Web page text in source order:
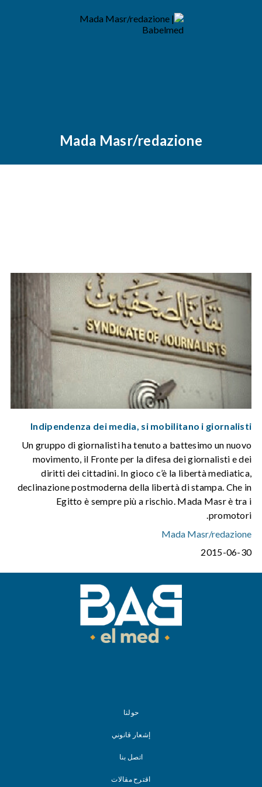
Mada Masr/redazione
Indipendenza dei media, si mobilitano i giornalisti
Un gruppo di giornalisti ha tenuto a battesimo un nuovo
movimento, il Fronte per la difesa dei giornalisti e dei
diritti dei cittadini. In gioco c’è la libertà mediatica,
declinazione postmoderna della libertà di stampa. Che in
Egitto è sempre più a rischio. Mada Masr è tra i
promotori.
Mada Masr/redazione
2015-06-30
حولنا
إشعار قانوني
اتصل بنا
اقترح مقالات